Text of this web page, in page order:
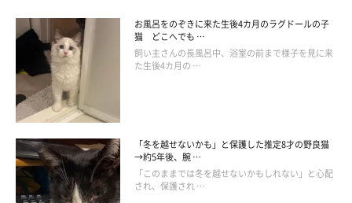
お風呂をのぞきに来た生後4カ月のラグドールの子
猫 どこへでも …
飼い主さんの長風呂中、浴室の前まで様子を見に来
た生後4カ月の …
「冬を越せないかも」と保護した推定8才の野良猫
→約5年後、腕 …
「このままでは冬を越せないかもしれない」と心配
され、保護され …